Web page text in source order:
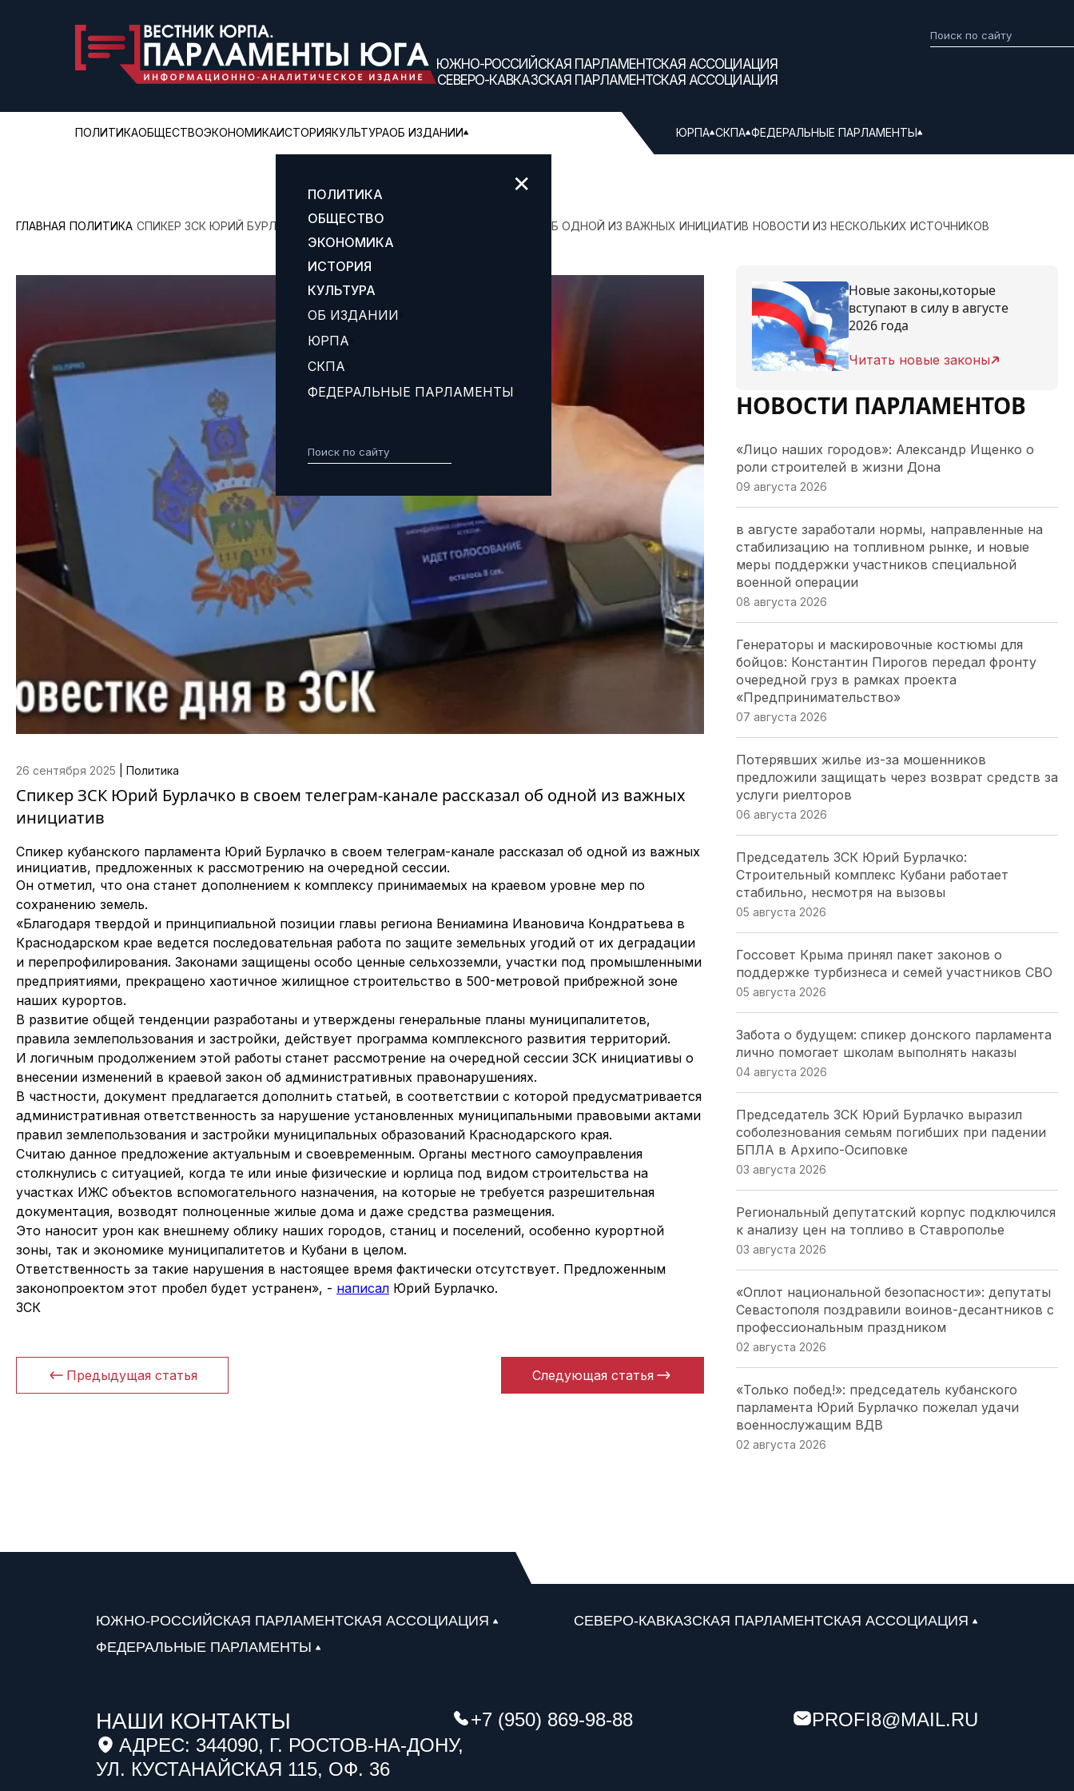
ЮЖНО-РОССИЙСКАЯ ПАРЛАМЕНТСКАЯ АССОЦИАЦИЯ
СЕВЕРО-КАВКАЗСКАЯ ПАРЛАМЕНТСКАЯ АССОЦИАЦИЯ
ПОЛИТИКАОБЩЕСТВОЭКОНОМИКАИСТОРИЯКУЛЬТУРАОБ ИЗДАНИИ ЮРПА СКПА ФЕДЕРАЛЬНЫЕ ПАРЛАМЕНТЫ
✕
ПОЛИТИКА
ОБЩЕСТВО
ЭКОНОМИКА
ИСТОРИЯ
КУЛЬТУРА
ОБ ИЗДАНИИ
ЮРПА
СКПА
ФЕДЕРАЛЬНЫЕ ПАРЛАМЕНТЫ
ГЛАВНАЯ ПОЛИТИКА СПИКЕР ЗСК ЮРИЙ БУРЛАЧКО В СВОЕМ ТЕЛЕГРАМ-КАНАЛЕ РАССКАЗАЛ ОБ ОДНОЙ ИЗ ВАЖНЫХ ИНИЦИАТИВ НОВОСТИ ИЗ НЕСКОЛЬКИХ ИСТОЧНИКОВ
26 сентября 2025 Политика
Спикер ЗСК Юрий Бурлачко в своем телеграм-канале рассказал об одной из важных
инициатив
Спикер кубанского парламента Юрий Бурлачко в своем телеграм-канале рассказал об одной из важных
инициатив, предложенных к рассмотрению на очередной сессии.
Он отметил, что она станет дополнением к комплексу принимаемых на краевом уровне мер по
сохранению земель.
«Благодаря твердой и принципиальной позиции главы региона Вениамина Ивановича Кондратьева в
Краснодарском крае ведется последовательная работа по защите земельных угодий от их деградации
и перепрофилирования. Законами защищены особо ценные сельхозземли, участки под промышленными
предприятиями, прекращено хаотичное жилищное строительство в 500-метровой прибрежной зоне
наших курортов.
В развитие общей тенденции разработаны и утверждены генеральные планы муниципалитетов,
правила землепользования и застройки, действует программа комплексного развития территорий.
И логичным продолжением этой работы станет рассмотрение на очередной сессии ЗСК инициативы о
внесении изменений в краевой закон об административных правонарушениях.
В частности, документ предлагается дополнить статьей, в соответствии с которой предусматривается
административная ответственность за нарушение установленных муниципальными правовыми актами
правил землепользования и застройки муниципальных образований Краснодарского края.
Считаю данное предложение актуальным и своевременным. Органы местного самоуправления
столкнулись с ситуацией, когда те или иные физические и юрлица под видом строительства на
участках ИЖС объектов вспомогательного назначения, на которые не требуется разрешительная
документация, возводят полноценные жилые дома и даже средства размещения.
Это наносит урон как внешнему облику наших городов, станиц и поселений, особенно курортной
зоны, так и экономике муниципалитетов и Кубани в целом.
Ответственность за такие нарушения в настоящее время фактически отсутствует. Предложенным
законопроектом этот пробел будет устранен», - написал Юрий Бурлачко.
ЗСК
Предыдущая статья Следующая статья
Новые законы,которые
вступают в силу в августе
2026 года
Читать новые законы
НОВОСТИ ПАРЛАМЕНТОВ
«Лицо наших городов»: Александр Ищенко о
роли строителей в жизни Дона
09 августа 2026
в августе заработали нормы, направленные на
стабилизацию на топливном рынке, и новые
меры поддержки участников специальной
военной операции
08 августа 2026
Генераторы и маскировочные костюмы для
бойцов: Константин Пирогов передал фронту
очередной груз в рамках проекта
«Предпринимательство»
07 августа 2026
Потерявших жилье из-за мошенников
предложили защищать через возврат средств за
услуги риелторов
06 августа 2026
Председатель ЗСК Юрий Бурлачко:
Строительный комплекс Кубани работает
стабильно, несмотря на вызовы
05 августа 2026
Госсовет Крыма принял пакет законов о
поддержке турбизнеса и семей участников СВО
05 августа 2026
Забота о будущем: спикер донского парламента
лично помогает школам выполнять наказы
04 августа 2026
Председатель ЗСК Юрий Бурлачко выразил
соболезнования семьям погибших при падении
БПЛА в Архипо-Осиповке
03 августа 2026
Региональный депутатский корпус подключился
к анализу цен на топливо в Ставрополье
03 августа 2026
«Оплот национальной безопасности»: депутаты
Севастополя поздравили воинов-десантников с
профессиональным праздником
02 августа 2026
«Только побед!»: председатель кубанского
парламента Юрий Бурлачко пожелал удачи
военнослужащим ВДВ
02 августа 2026
Депутаты Ростовской области передали
31 июля 2026
30 июля 2026
ЮЖНО-РОССИЙСКАЯ ПАРЛАМЕНТСКАЯ АССОЦИАЦИЯ
СЕВЕРО-КАВКАЗСКАЯ ПАРЛАМЕНТСКАЯ АССОЦИАЦИЯ
ФЕДЕРАЛЬНЫЕ ПАРЛАМЕНТЫ
НАШИ КОНТАКТЫ +7 (950) 869-98-88
PROFI8@MAIL.RU
АДРЕС: 344090, Г. РОСТОВ-НА-ДОНУ,
УЛ. КУСТАНАЙСКАЯ 115, ОФ. 36